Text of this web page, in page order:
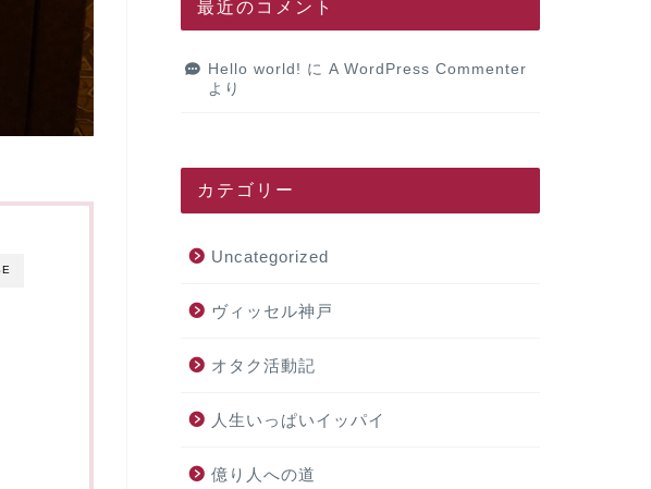
最近のコメント
Hello world! に A WordPress Commenter
より
カテゴリー
Uncategorized
ヴィッセル神戸
オタク活動記
人生いっぱいイッパイ
億り人への道